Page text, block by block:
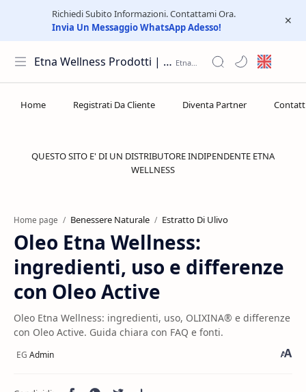
Richiedi Subito Informazioni. Contattami Ora.
Invia Un Messaggio WhatsApp Adesso!
Etna Wellness Prodotti | Distributore Elite Group
QUESTO SITO E' DI UN DISTRIBUTORE INDIPENDENTE ETNA
WELLNESS
Home page Benessere Naturale Estratto Di Ulivo
Oleo Etna Wellness:
ingredienti, uso e differenze
con Oleo Active
Oleo Etna Wellness: ingredienti, uso, OLIXINA® e differenze
con Oleo Active. Guida chiara con FAQ e fonti.